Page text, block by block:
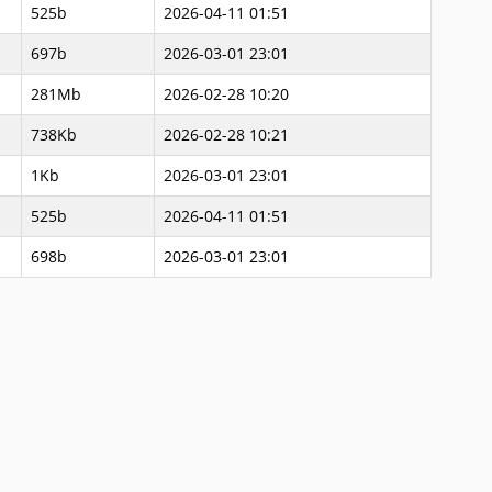
525b
2026-04-11 01:51
697b
2026-03-01 23:01
281Mb
2026-02-28 10:20
738Kb
2026-02-28 10:21
1Kb
2026-03-01 23:01
525b
2026-04-11 01:51
698b 2026-03-01 23:01